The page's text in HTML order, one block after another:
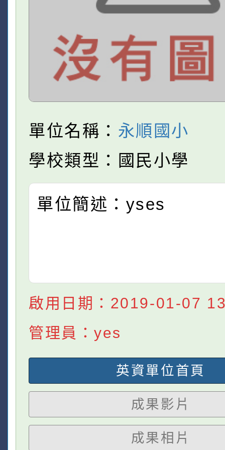
單位名稱： 永順國小
學校類型：國民小學
單位簡述：yses
啟用日期：2019-01-07
管理員：yes
英資單位首頁
成果影片
成果相片